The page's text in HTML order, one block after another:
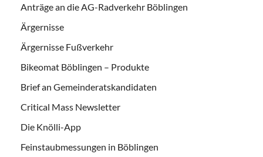
Anträge an die AG-Radverkehr Böblingen
Ärgernisse
Ärgernisse Fußverkehr
Bikeomat Böblingen – Produkte
Brief an Gemeinderatskandidaten
Critical Mass Newsletter
Die Knölli-App
Feinstaubmessungen in Böblingen